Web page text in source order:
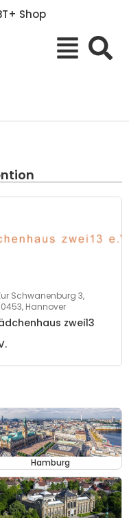
Shop
Schwanenburg 3,
Hannover
zwei13
Hamburg